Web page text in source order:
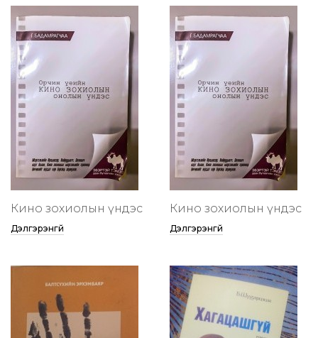
Кино зохиолын үндэс
Дэлгэрэнгүй
Кино зохиолын үндэс
Дэлгэрэнгүй